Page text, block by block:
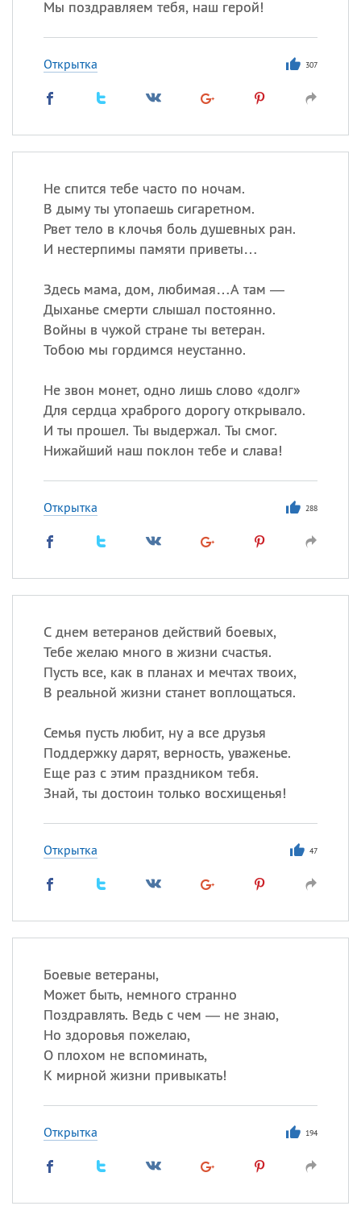
Мы поздравляем тебя, наш герой!
Открытка 307
Не спится тебе часто по ночам.
В дыму ты утопаешь сигаретном.
Рвет тело в клочья боль душевных ран.
И нестерпимы памяти приветы…
Здесь мама, дом, любимая…А там —
Дыханье смерти слышал постоянно.
Войны в чужой стране ты ветеран.
Тобою мы гордимся неустанно.
Не звон монет, одно лишь слово «долг»
Для сердца храброго дорогу открывало.
И ты прошел. Ты выдержал. Ты смог.
Нижайший наш поклон тебе и слава!
Открытка 288
С днем ветеранов действий боевых,
Тебе желаю много в жизни счастья.
Пусть все, как в планах и мечтах твоих,
В реальной жизни станет воплощаться.
Семья пусть любит, ну а все друзья
Поддержку дарят, верность, уваженье.
Еще раз с этим праздником тебя.
Знай, ты достоин только восхищенья!
Открытка 47
Боевые ветераны,
Может быть, немного странно
Поздравлять. Ведь с чем — не знаю,
Но здоровья пожелаю,
О плохом не вспоминать,
К мирной жизни привыкать!
Открытка 194